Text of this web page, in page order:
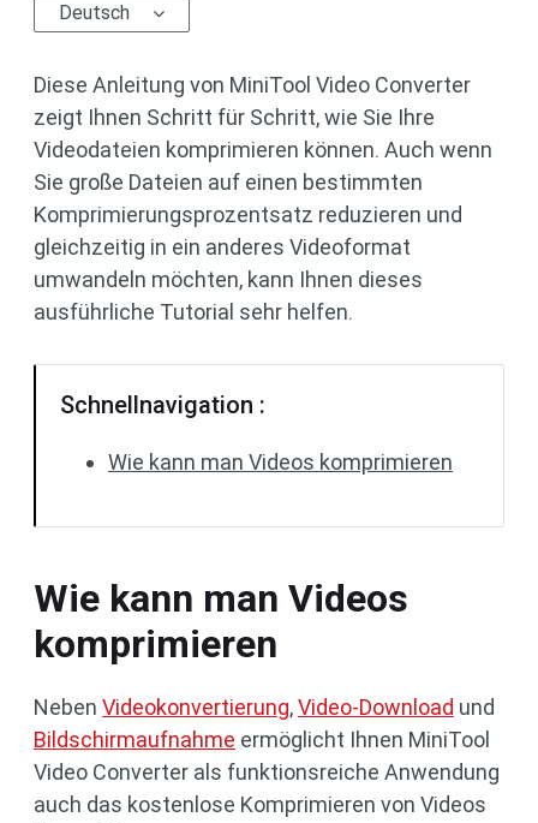
Deutsch
Diese Anleitung von MiniTool Video Converter
zeigt Ihnen Schritt für Schritt, wie Sie Ihre
Videodateien komprimieren können. Auch wenn
Sie große Dateien auf einen bestimmten
Komprimierungsprozentsatz reduzieren und
gleichzeitig in ein anderes Videoformat
umwandeln möchten, kann Ihnen dieses
ausführliche Tutorial sehr helfen.
Schnellnavigation :
Wie kann man Videos komprimieren
Wie kann man Videos
komprimieren
Neben Videokonvertierung,Video-Download und
Bildschirmaufnahme ermöglicht Ihnen MiniTool
Video Converter als funktionsreiche Anwendung
auch das kostenlose Komprimieren von Videos